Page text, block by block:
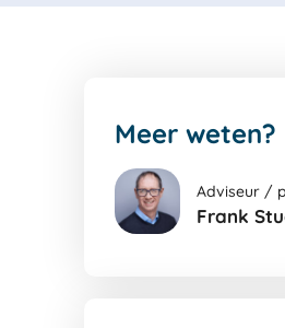
Meer weten?
Adviseur /
Frank